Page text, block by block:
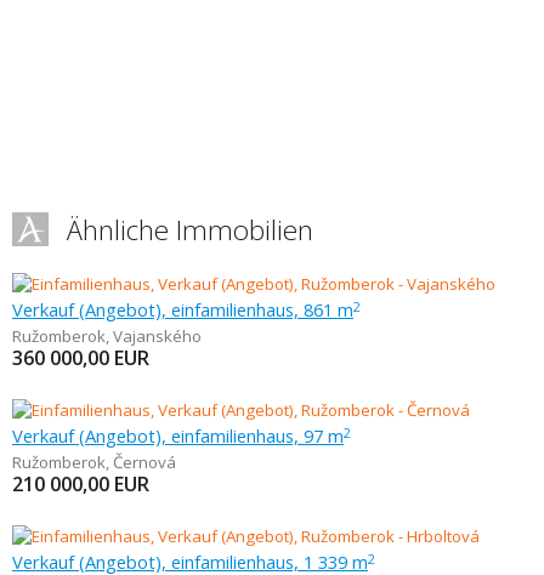
Ähnliche Immobilien
Verkauf (Angebot), einfamilienhaus, 861 m2
Ružomberok,Vajanského
360 000,00 EUR
Verkauf (Angebot), einfamilienhaus, 97 m2
Ružomberok, Černová
210 000,00 EUR
Verkauf (Angebot), einfamilienhaus, 1 339 m2